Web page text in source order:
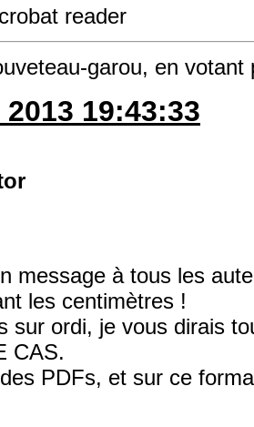
reader
garou, en
2013 19:43:33
message à tous les
les centimètres !
sur ordi, je vous dirais
CAS.
PDFs, et sur ce